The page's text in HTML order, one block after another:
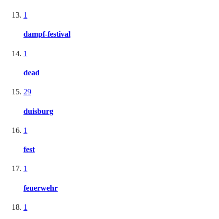
1
dampf-festival
1
dead
29
duisburg
1
fest
1
feuerwehr
1